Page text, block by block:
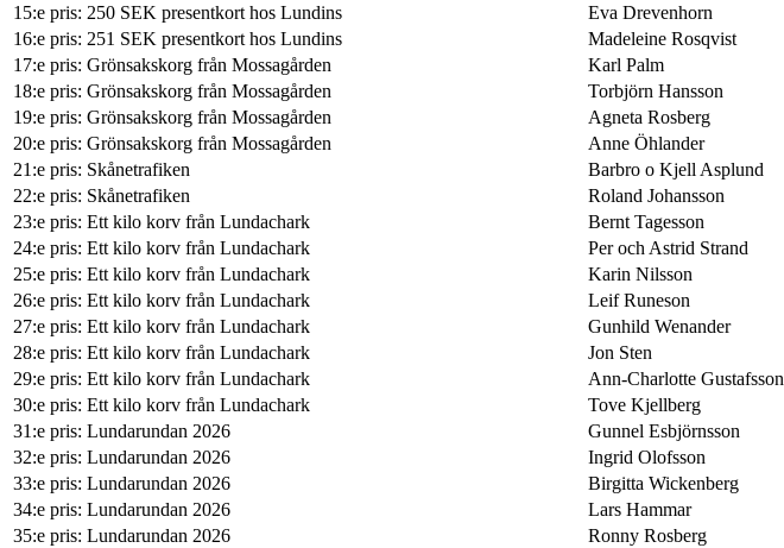
15:e pris: 250 SEK presentkort hos Lundins
Eva Drevenhorn
16:e pris: 251 SEK presentkort hos Lundins
Madeleine Rosqvist
17:e pris: Grönsakskorg från Mossagården
Karl Palm
18:e pris: Grönsakskorg från Mossagården
Torbjörn Hansson
19:e pris: Grönsakskorg från Mossagården
Agneta Rosberg
20:e pris: Grönsakskorg från Mossagården
Anne Öhlander
21:e pris: Skånetrafiken
Barbro o Kjell Asplund
22:e pris: Skånetrafiken
Roland Johansson
23:e pris: Ett kilo korv från Lundachark
Bernt Tagesson
24:e pris: Ett kilo korv från Lundachark
Per och Astrid Strand
25:e pris: Ett kilo korv från Lundachark
Karin Nilsson
26:e pris: Ett kilo korv från Lundachark
Leif Runeson
27:e pris: Ett kilo korv från Lundachark
Gunhild Wenander
28:e pris: Ett kilo korv från Lundachark
Jon Sten
29:e pris: Ett kilo korv från Lundachark
Ann-Charlotte Gustafsson
30:e pris: Ett kilo korv från Lundachark
Tove Kjellberg
31:e pris: Lundarundan 2026
Gunnel Esbjörnsson
32:e pris: Lundarundan 2026
Ingrid Olofsson
33:e pris: Lundarundan 2026
Birgitta Wickenberg
34:e pris: Lundarundan 2026
Lars Hammar
35:e pris: Lundarundan 2026
Ronny Rosberg